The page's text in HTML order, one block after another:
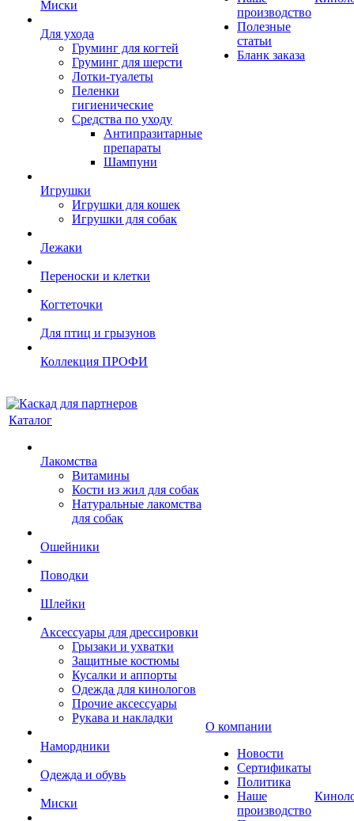
Миски
Для ухода
Груминг для когтей
Груминг для шерсти
Лотки-туалеты
Пеленки
гигиенические
Средства по уходу
Антипразитарные
препараты
Шампуни
Игрушки
Игрушки для кошек
Игрушки для собак
Лежаки
Переноски и клетки
Когтеточки
Для птиц и грызунов
Коллекция ПРОФИ
производство
Полезные
статьи
Бланк заказа
Каталог
Лакомства
Витамины
Кости из жил для собак
Натуральные лакомства
для собак
Ошейники
Поводки
Шлейки
Аксессуары для дрессировки
Грызаки и ухватки
Защитные костюмы
Кусалки и аппорты
Одежда для кинологов
Прочие аксессуары
Рукава и накладки
Намордники
Одежда и обувь
Миски
О компании
Новости
Сертификаты
Политика
Наше
производство